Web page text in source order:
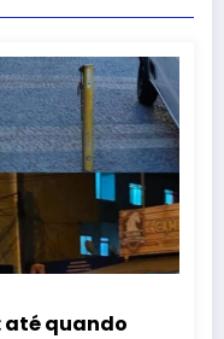
até quando